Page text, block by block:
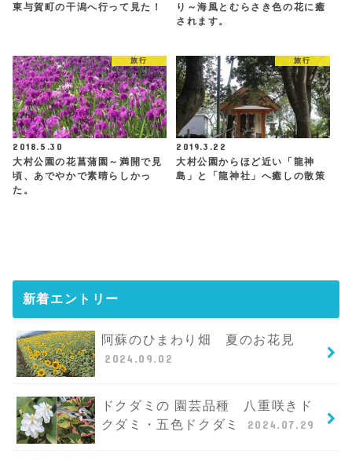
東与賀町の干潟へ行って見た！
り～海風とむらさき色の花に癒
されます。
旅行
2018.5.30
大村公園の花菖蒲園～満開で見
頃、あでやかで素晴らしかっ
た。
旅行
2019.3.22
大村公園からほど近い「龍神
島」と「龍神社」へ癒しの散策
新着エントリー
阿蘇のひまわり畑 夏のお花見
2024.09.02
ドクダミの 園芸品種 八重咲きド
クダミ・五色ドクダミ
2024.07.29